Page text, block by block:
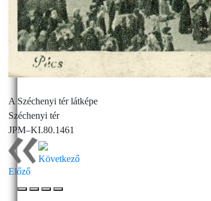
A Széchenyi tér látképe
Széchenyi tér
JPM–KI.80.1461
Előző
Következő